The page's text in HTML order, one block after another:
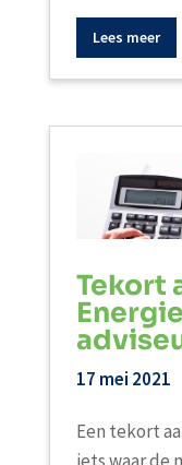
Lees meer
Tekort
17 mei 2021
Een tekort